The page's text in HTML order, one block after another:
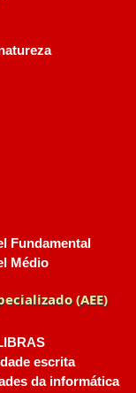
Fundamental
Médio
(AEE)
escrita
da informática